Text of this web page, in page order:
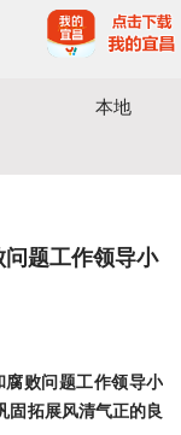
本地
题工作领导小
败问题工作领导小
固拓展风清气正的良